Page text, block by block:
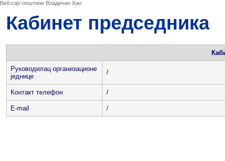
Веб сајт општине Владичин Хан
Кабинет председника
Руководилац организационе
једнице
/
Контакт телефон /
E-mail /